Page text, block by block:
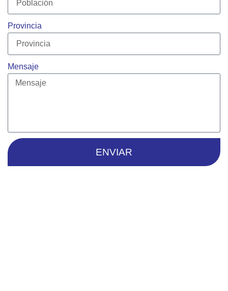
Provincia
Mensaje
ENVIAR